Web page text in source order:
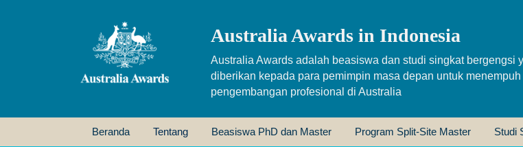
Australia Awards in Indonesia
Australia Awards adalah beasiswa dan studi singkat bergengsi
diberikan kepada para pemimpin masa depan untuk
pengembangan profesional di Australia
Beranda Tentang Beasiswa PhD dan Master Program Split-Site Master Studi